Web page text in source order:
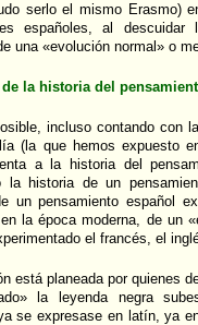
serlo el mismo Erasmo)
españoles, al descuidar
una «evolución normal» o
la historia del
incluso contando con
(la que hemos expuesto
a la historia del
la historia de un
un pensamiento español
la época moderna, de un
el francés, el
está planeada por quienes
la leyenda negra
se expresase en latín, ya